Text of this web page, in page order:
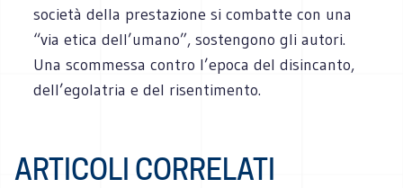
società della prestazione si combatte con una
“via etica dell’umano”, sostengono gli autori.
Una scommessa contro l’epoca del disincanto,
dell’egolatria e del risentimento.
ARTICOLI CORRELATI